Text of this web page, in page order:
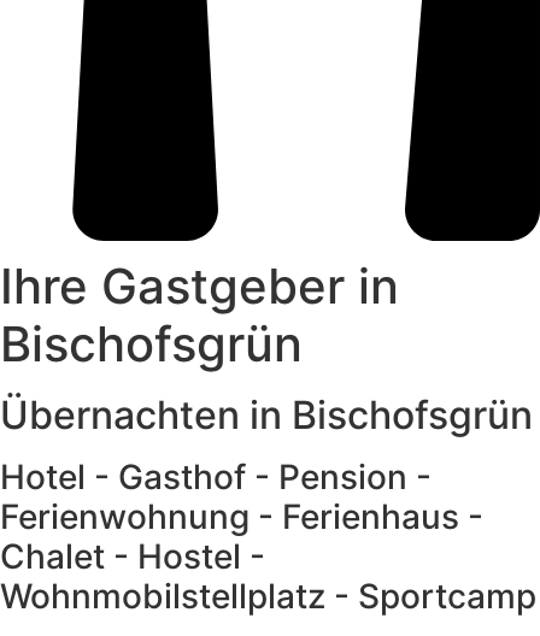
Ihre Gastgeber in
Bischofsgrün
Übernachten in Bischofsgrün
Hotel - Gasthof - Pension -
Ferienwohnung - Ferienhaus -
Chalet - Hostel -
Wohnmobilstellplatz - Sportcamp